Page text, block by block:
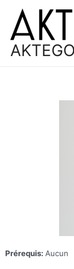
AKTEGO
Prérequis: Aucun